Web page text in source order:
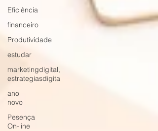
Eficiência
financeiro
Produtividade
estudar
marketingdigital,
estrategiasdigita
ano
novo
Pesença
On-line